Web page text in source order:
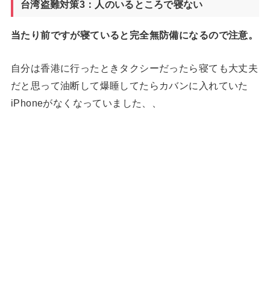
台湾盗難対策3：人のいるところで寝ない
当たり前ですが寝ていると完全無防備になるので注意。
自分は香港に行ったときタクシーだったら寝ても大丈夫
だと思って油断して爆睡してたらカバンに入れていた
iPhoneがなくなっていました、、